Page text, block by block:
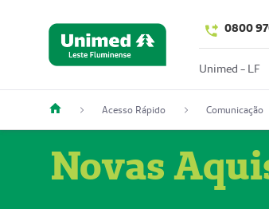
0800
Unimed - LF
Acesso Rápido Comunicação
Novas